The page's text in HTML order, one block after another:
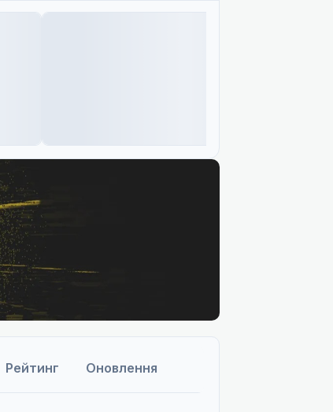
Рейтинг Оновлення